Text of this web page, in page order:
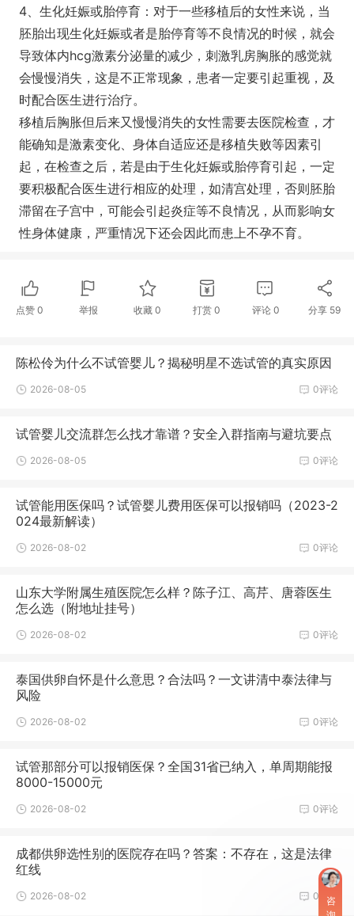
4、生化妊娠或胎停育：对于一些移植后的女性来说，当
胚胎出现生化妊娠或者是胎停育等不良情况的时候，就会
导致体内hcg激素分泌量的减少，刺激乳房胸胀的感觉就
会慢慢消失，这是不正常现象，患者一定要引起重视，及
时配合医生进行治疗。
移植后胸胀但后来又慢慢消失的女性需要去医院检查，才
能确知是激素变化、身体自适应还是移植失败等因素引
起，在检查之后，若是由于生化妊娠或胎停育引起，一定
要积极配合医生进行相应的处理，如清宫处理，否则胚胎
滞留在子宫中，可能会引起炎症等不良情况，从而影响女
性身体健康，严重情况下还会因此而患上不孕不育。
点赞 0 举报 收藏0 打赏 0 评论 0 分享 59
陈松伶为什么不试管婴儿？揭秘明星不选试管的真实原因
0评论
2026-08-05
试管婴儿交流群怎么找才靠谱？安全入群指南与避坑要点
0评论
2026-08-05
试管能用医保吗？试管婴儿费用医保可以报销吗（2023-2
024最新解读）
0评论
2026-08-02
山东大学附属生殖医院怎么样？陈子江、高芹、唐蓉医生
怎么选（附地址挂号）
0评论
2026-08-02
泰国供卵自怀是什么意思？合法吗？一文讲清中泰法律与
风险
0评论
2026-08-02
试管那部分可以报销医保？全国31省已纳入，单周期能报
8000-15000元
0评论
2026-08-02
成都供卵选性别的医院存在吗？答案：不存在，这是法律
红线
0评论
2026-08-02
咨